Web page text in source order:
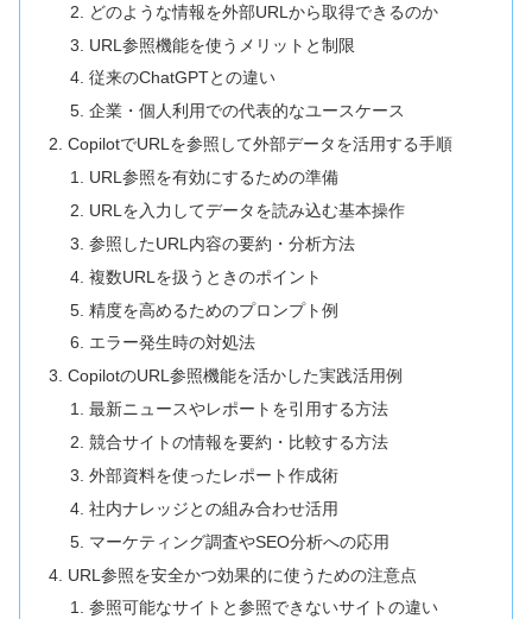
どのような情報を外部URLから取得できるのか
URL参照機能を使うメリットと制限
従来のChatGPTとの違い
企業・個人利用での代表的なユースケース
CopilotでURLを参照して外部データを活用する手順
URL参照を有効にするための準備
URLを入力してデータを読み込む基本操作
参照したURL内容の要約・分析方法
複数URLを扱うときのポイント
精度を高めるためのプロンプト例
エラー発生時の対処法
CopilotのURL参照機能を活かした実践活用例
最新ニュースやレポートを引用する方法
競合サイトの情報を要約・比較する方法
外部資料を使ったレポート作成術
社内ナレッジとの組み合わせ活用
マーケティング調査やSEO分析への応用
URL参照を安全かつ効果的に使うための注意点
参照可能なサイトと参照できないサイトの違い